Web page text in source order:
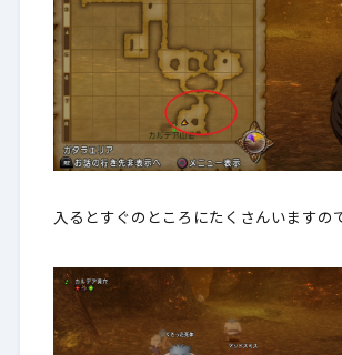
入るとすぐのところにたくさんいますの